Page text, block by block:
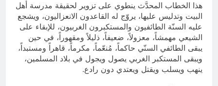
هذا الخطاب المحدَّث ينطوي على تزوير لحقيقة مدرسة أهل
البيت وتدليس عليها، يروّج له القاعدون الانعزاليون، ويشجع
عليه السنّة الطائفيون والمستكبرون الغربيون، للإبقاء على
الشيعي مهمشاً، معزولاً، ضعيفاً، ذليلاً ومقهوراً، في حين
يبقى الطائفي السنّي حاكماً، مُنعّماً، مكرماً، قاهراً ومستبداً،
ويبقى المستكبر الغربي يصول ويجول في بلاد المسلمين،
ينهب ويسلب ويقتل ويعتدي دون رادع.